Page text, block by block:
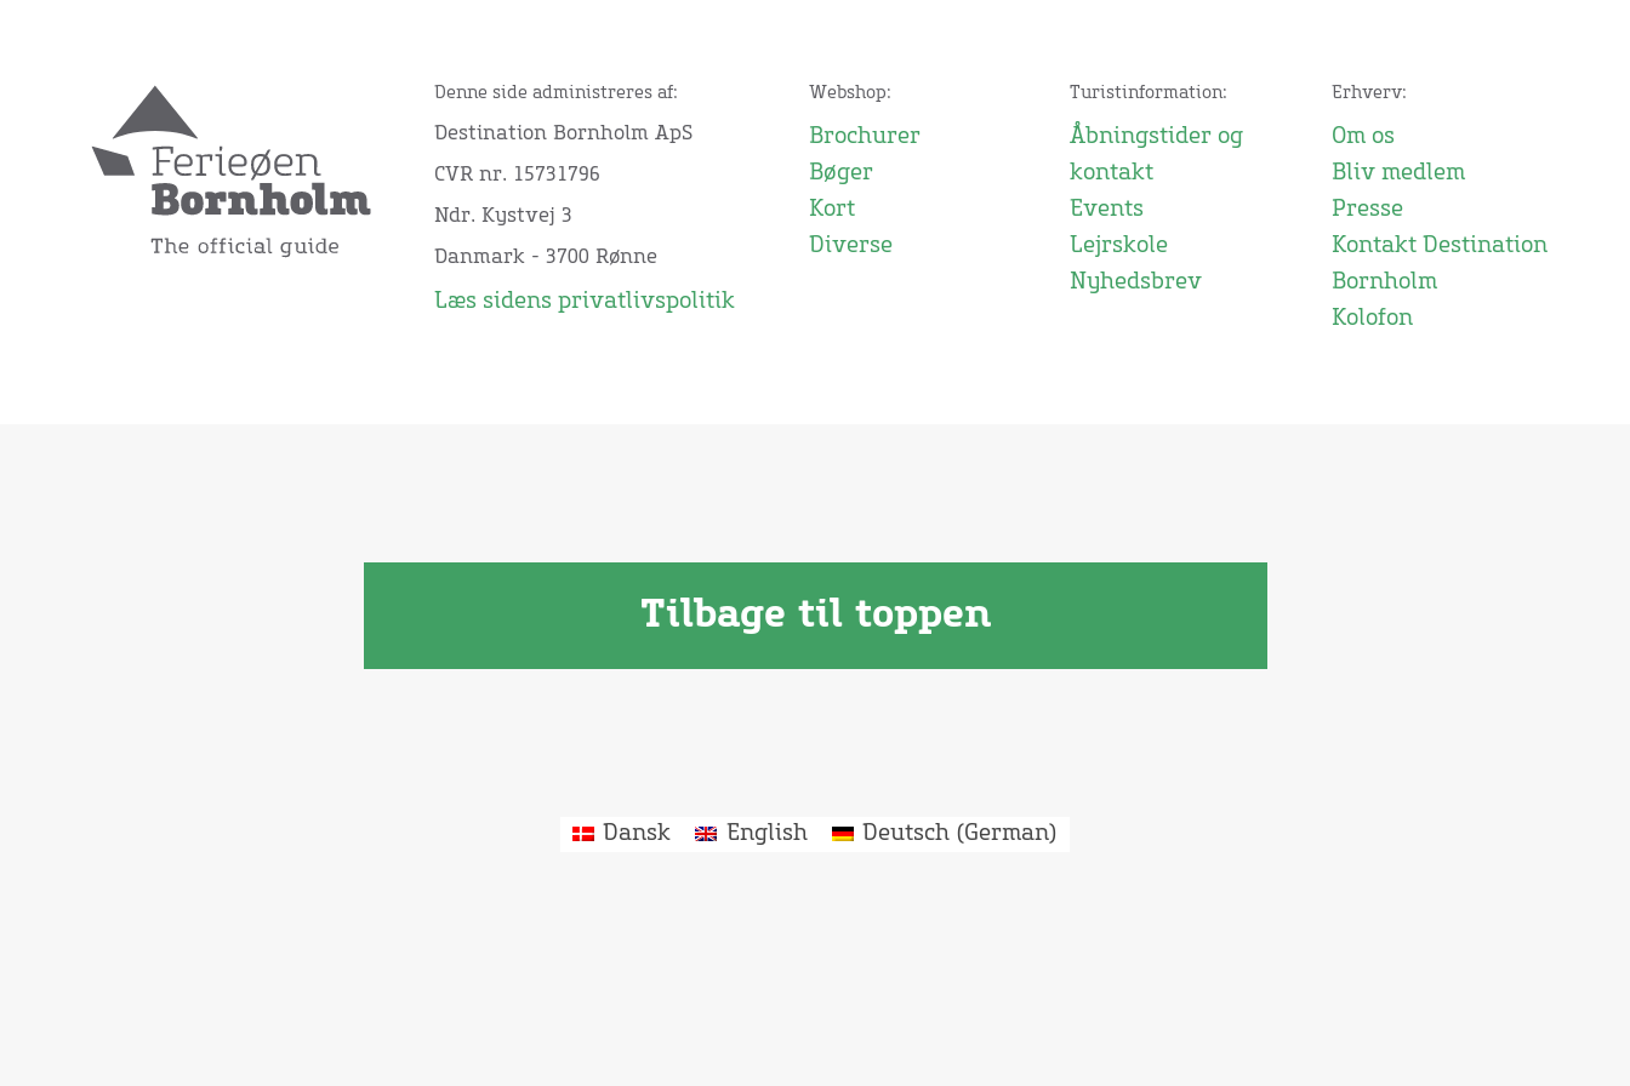
Denne side administreres af:
Destination Bornholm ApS
CVR nr. 15731796
Ndr. Kystvej 3
Danmark - 3700 Rønne
Læs sidens privatlivspolitik
Webshop:
Brochurer
Bøger
Kort
Diverse
Turistinformation:
Åbningstider og
kontakt
Events
Lejrskole
Nyhedsbrev
Erhverv:
Om os
Bliv medlem
Presse
Kontakt Destination
Bornholm
Kolofon
Tilbage til toppen
Dansk English Deutsch(German)